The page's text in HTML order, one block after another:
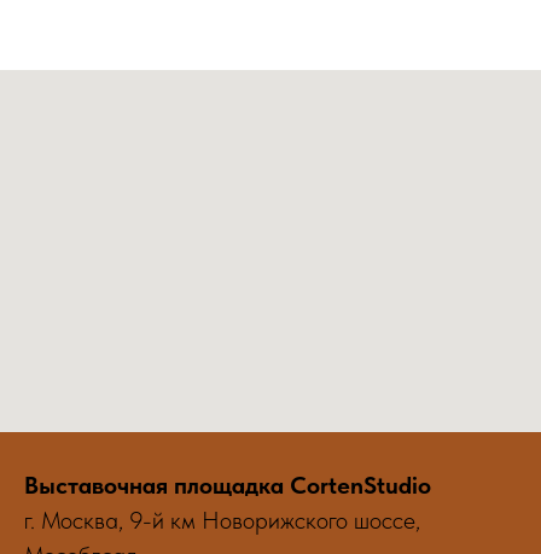
Выставочная площадка CortenStudio
г. Москва, 9-й км Новорижского шоссе,